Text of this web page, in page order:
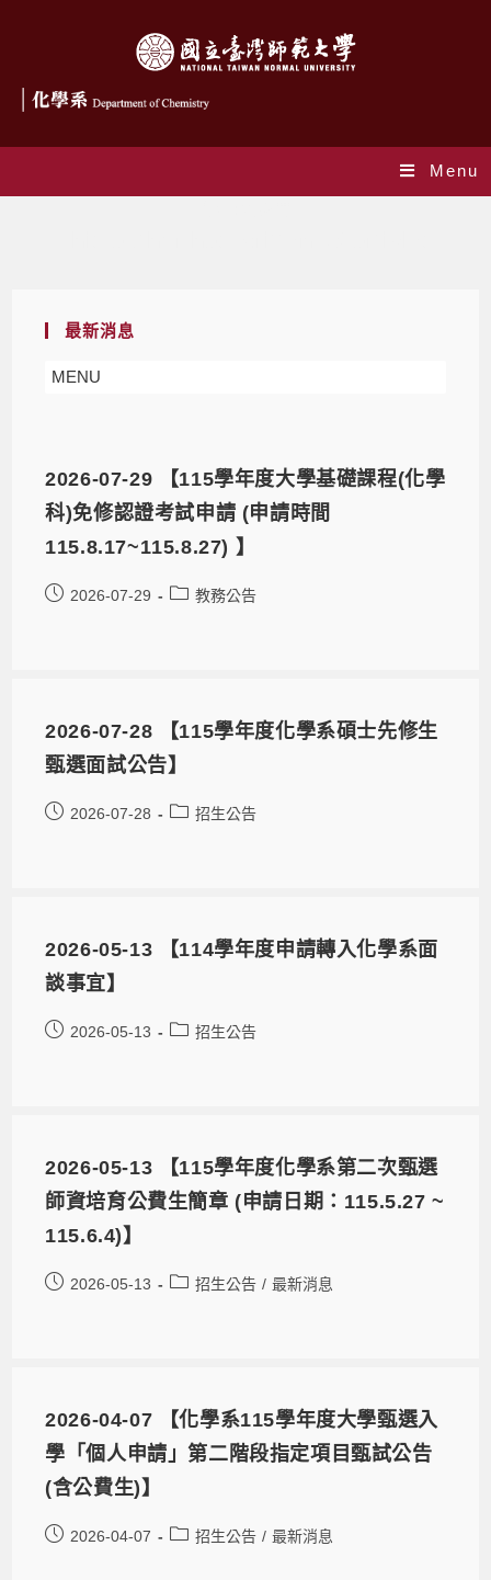
Menu
最新消息
MENU
2026-07-29 【115學年度大學基礎課程(化學
科)免修認證考試申請 (申請時間
115.8.17~115.8.27) 】
2026-07-29 教務公告
2026-07-28 【115學年度化學系碩士先修生
甄選面試公告】
2026-07-28 招生公告
2026-05-13 【114學年度申請轉入化學系面
談事宜】
2026-05-13 招生公告
2026-05-13 【115學年度化學系第二次甄選
師資培育公費生簡章 (申請日期：115.5.27 ~
115.6.4)】
2026-05-13 招生公告 / 最新消息
2026-04-07 【化學系115學年度大學甄選入
學「個人申請」第二階段指定項目甄試公告
(含公費生)】
2026-04-07 招生公告 / 最新消息